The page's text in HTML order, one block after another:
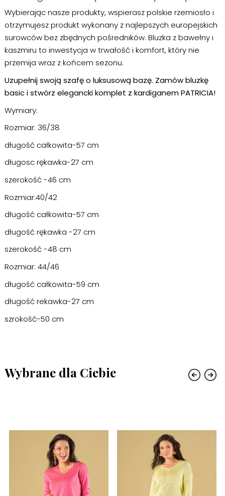
Wybierając nasze produkty, wspierasz polskie rzemiosło i
otrzymujesz produkt wykonany z najlepszych europejskich
surowców bez zbędnych pośredników. Bluzka z bawełny i
kaszmiru to inwestycja w trwałość i komfort, który nie
przemija wraz z końcem sezonu.
Uzupełnij swoją szafę o luksusową bazę. Zamów bluzkę
basic i stwórz elegancki komplet z kardiganem PATRICIA!
Wymiary:
Rozmiar: 36/38
długość całkowita-57 cm
długosc rękawka-27 cm
szerokość -46 cm
Rozmiar:40/42
długość całkowita-57 cm
długość rękawka -27 cm
szerokość -48 cm
Rozmiar: 44/46
długość całkowita-59 cm
długość rekawka-27 cm
szrokość-50 cm
Wybrane dla Ciebie